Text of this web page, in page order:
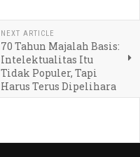
NEXT ARTICLE
70 Tahun Majalah Basis:
Intelektualitas Itu
Tidak Populer, Tapi
Harus Terus Dipelihara